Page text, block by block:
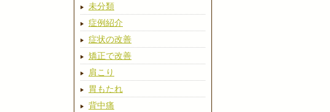
未分類
症例紹介
症状の改善
矯正で改善
肩こり
胃もたれ
背中痛